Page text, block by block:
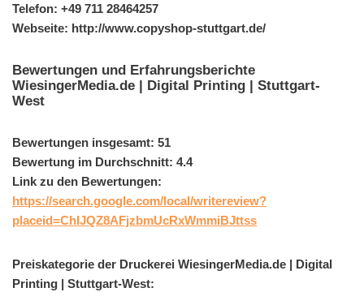
Telefon: +49 711 28464257
Webseite: http://www.copyshop-stuttgart.de/
Bewertungen und Erfahrungsberichte
WiesingerMedia.de | Digital Printing | Stuttgart-
West
Bewertungen insgesamt: 51
Bewertung im Durchschnitt: 4.4
Link zu den Bewertungen:
https://search.google.com/local/writereview?
placeid=ChIJQZ8AFjzbmUcRxWmmiBJttss
Preiskategorie der Druckerei WiesingerMedia.de | Digital
Printing | Stuttgart-West: